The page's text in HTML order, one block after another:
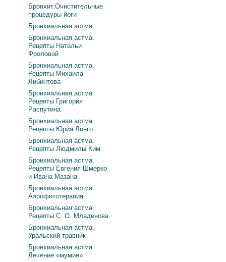
Бронхит.Очистительные
процедуры йоги
Бронхиальная астма.
Бронхиальная астма.
Рецепты Натальи
Фроловой
Бронхиальная астма.
Рецепты Михаила
Либинтова
Бронхиальная астма.
Рецепты Григория
Распутина
Бронхиальная астма.
Рецепты Юрия Лонго
Бронхиальная астма.
Рецепты Людмилы Ким
Бронхиальная астма.
Рецепты Евгения Шмерко
и Ивана Мазана
Бронхиальная астма.
Аэрофитотерапия
Бронхиальная астма.
Рецепты С. О. Младенова
Бронхиальная астма.
Уральский травник
Бронхиальная астма.
Лечение «мумие»